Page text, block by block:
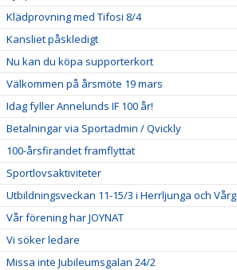
Klädprovning med Tifosi 8/4
Kansliet påskledigt
Nu kan du köpa supporterkort
Välkommen på årsmöte 19 mars
Idag fyller Annelunds IF 100 år!
Betalningar via Sportadmin / Qvickly
100-årsfirandet framflyttat
Sportlovsaktiviteter
Utbildningsveckan 11-15/3 i Herrljunga och
Vår förening har JOYNAT
Vi söker ledare
Missa inte Jubileumsgalan 24/2